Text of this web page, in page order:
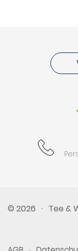
© 2026 · Tee &